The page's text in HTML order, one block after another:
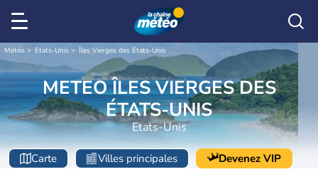
Météo Etats-Unis Îles Vierges des États-Unis
METEO ÎLES VIERGES DES
ÉTATS-UNIS
Etats-Unis
Carte Villes principales Devenez VIP